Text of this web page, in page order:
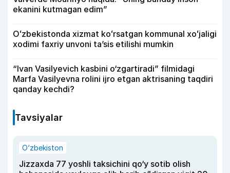
ekanini kutmagan edim”
Oʻzbekistonda xizmat koʻrsatgan kommunal xoʻjaligi
xodimi faxriy unvoni taʼsis etilishi mumkin
“Ivan Vasilyevich kasbini o‘zgartiradi” filmidagi
Marfa Vasilyevna rolini ijro etgan aktrisaning taqdiri
qanday kechdi?
Tavsiyalar
O‘zbekiston
Jizzaxda 77 yoshli taksichini qo‘y sotib olish